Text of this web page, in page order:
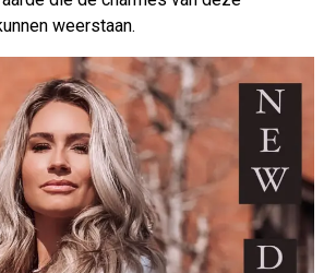
weerstaan.